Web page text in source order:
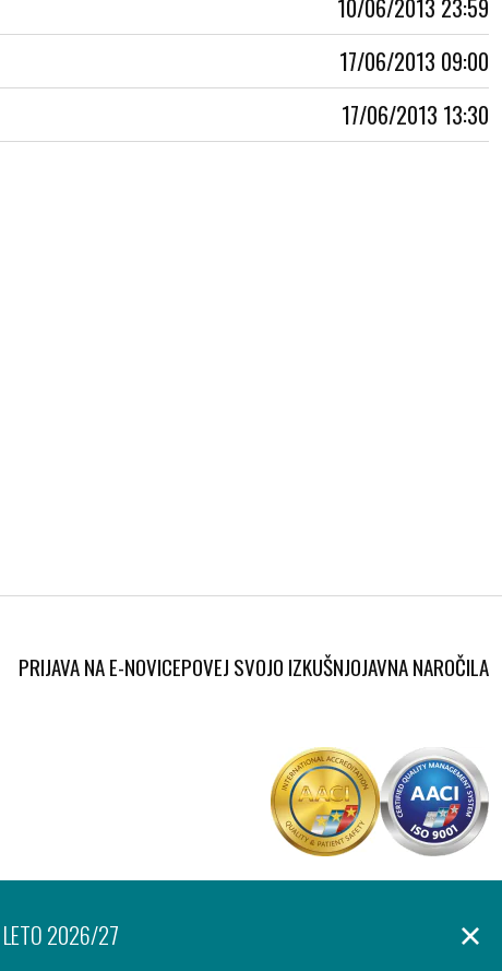
10/06/2013 23:59
17/06/2013 09:00
17/06/2013 13:30
PRIJAVA NA E-NOVICEPOVEJ SVOJO IZKUŠNJOJAVNA NAROČILA
LETO 2026/27